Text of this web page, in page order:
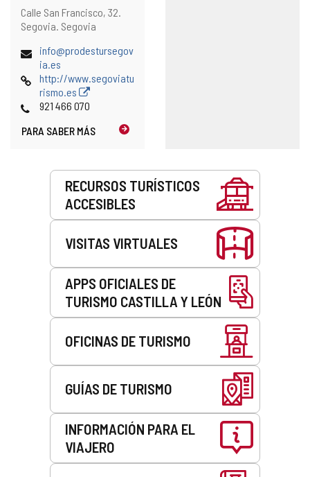
Dirección
Dirección
postal
Calle San Francisco, 32.
Segovia. Segovia
Dirección
de
correo
electrónico
info@prodestursegov
ia.es
Página
Web
http://www.segoviatu
rismo.es
Teléfonos
921 466 070
PARA SABER MÁS
RECURSOS TURÍSTICOS
ACCESIBLES
VISITAS VIRTUALES
APPS OFICIALES DE
TURISMO CASTILLA Y LEÓN
OFICINAS DE TURISMO
GUÍAS DE TURISMO
INFORMACIÓN PARA EL
VIAJERO